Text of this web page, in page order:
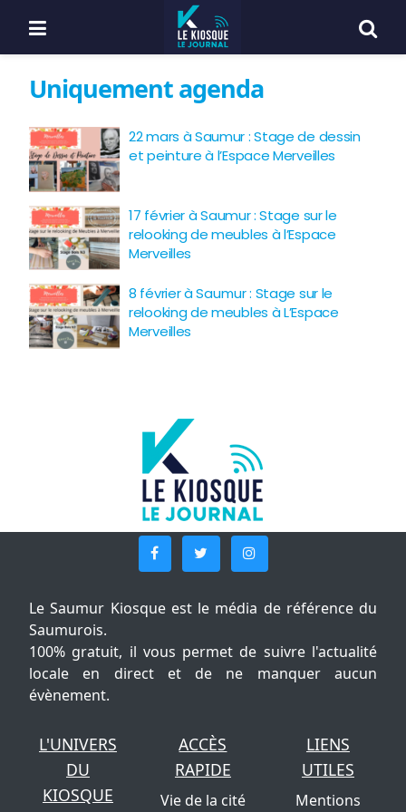
Uniquement agenda
22 mars à Saumur : Stage de dessin
et peinture à l’Espace Merveilles
17 février à Saumur : Stage sur le
relooking de meubles à l’Espace
Merveilles
8 février à Saumur : Stage sur le
relooking de meubles à L’Espace
Merveilles
Le Saumur Kiosque est le média de référence du
Saumurois.
100% gratuit, il vous permet de suivre l'actualité
locale en direct et de ne manquer aucun
évènement.
L'UNIVERS
DU
KIOSQUE
ACCÈS
RAPIDE
Vie de la cité
LIENS
UTILES
Mentions